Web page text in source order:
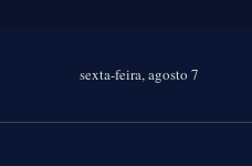
sexta-feira, agosto 7